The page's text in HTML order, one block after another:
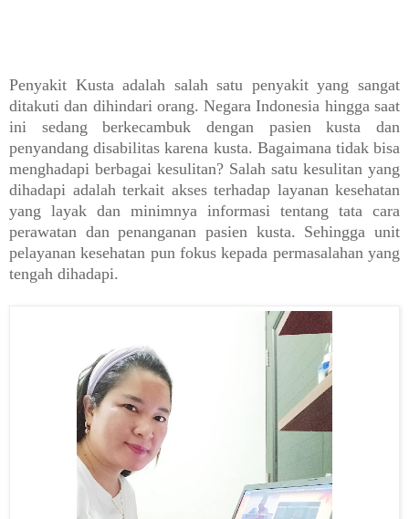
Penyakit Kusta adalah salah satu penyakit yang sangat
ditakuti dan dihindari orang. Negara Indonesia hingga saat
ini sedang berkecambuk dengan pasien kusta dan
penyandang disabilitas karena kusta. Bagaimana tidak bisa
menghadapi berbagai kesulitan? Salah satu kesulitan yang
dihadapi adalah terkait akses terhadap layanan kesehatan
yang layak dan minimnya informasi tentang tata cara
perawatan dan penanganan pasien kusta. Sehingga unit
pelayanan kesehatan pun fokus kepada permasalahan yang
tengah dihadapi.